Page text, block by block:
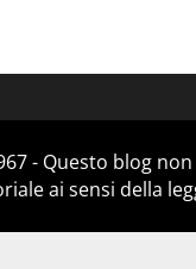
- Questo blog
ai sensi della